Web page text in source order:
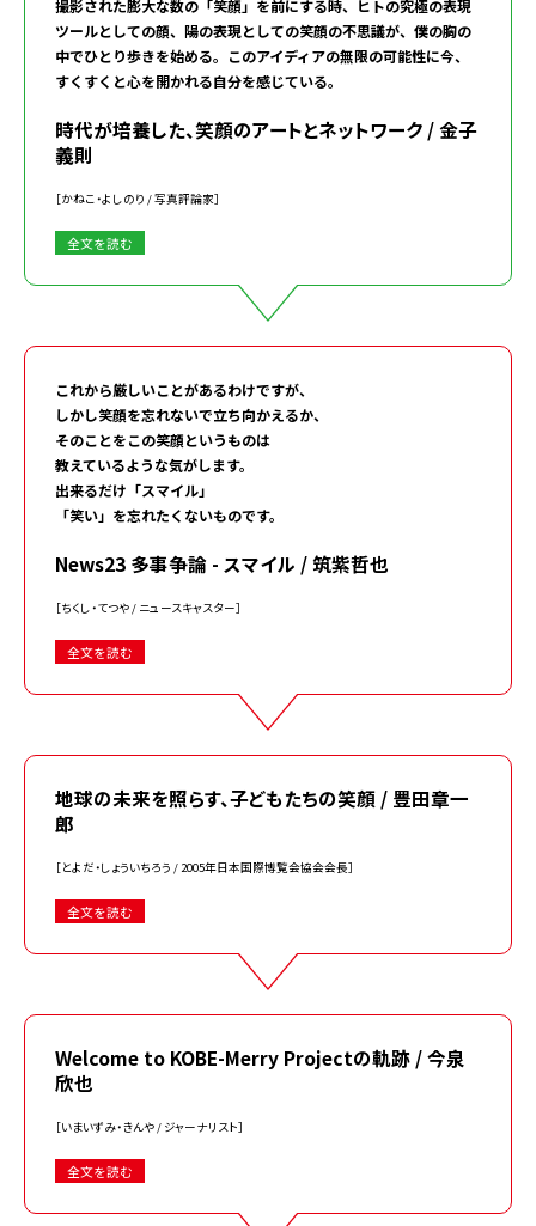
撮影された膨大な数の「笑顔」を前にする時、ヒトの究極の表現
ツールとしての顔、陽の表現としての笑顔の不思議が、僕の胸の
中でひとり歩きを始める。このアイディアの無限の可能性に今、
すくすくと心を開かれる自分を感じている。
時代が培養した、笑顔のアートとネットワーク / 金子
義則
［かねこ・よしのり / 写真評論家］
全文を読む
これから厳しいことがあるわけですが、
しかし笑顔を忘れないで立ち向かえるか、
そのことをこの笑顔というものは
教えているような気がします。
出来るだけ「スマイル」
「笑い」を忘れたくないものです。
News23 多事争論 - スマイル / 筑紫哲也
［ちくし・てつや / ニュースキャスター］
全文を読む
地球の未来を照らす、子どもたちの笑顔 / 豊田章一
郎
［とよだ・しょういちろう / 2005年日本国際博覧会協会会長］
全文を読む
Welcome to KOBE-Merry Projectの軌跡 / 今泉
欣也
［いまいずみ・きんや / ジャーナリスト］
全文を読む